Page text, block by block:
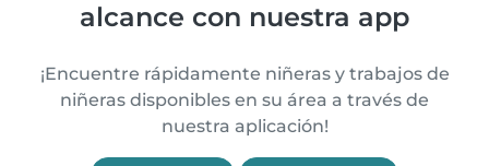
alcance con nuestra app
¡Encuentre rápidamente niñeras y trabajos de
niñeras disponibles en su área a través de
nuestra aplicación!